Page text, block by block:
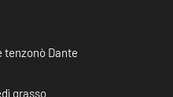
tenzonò Dante
grasso